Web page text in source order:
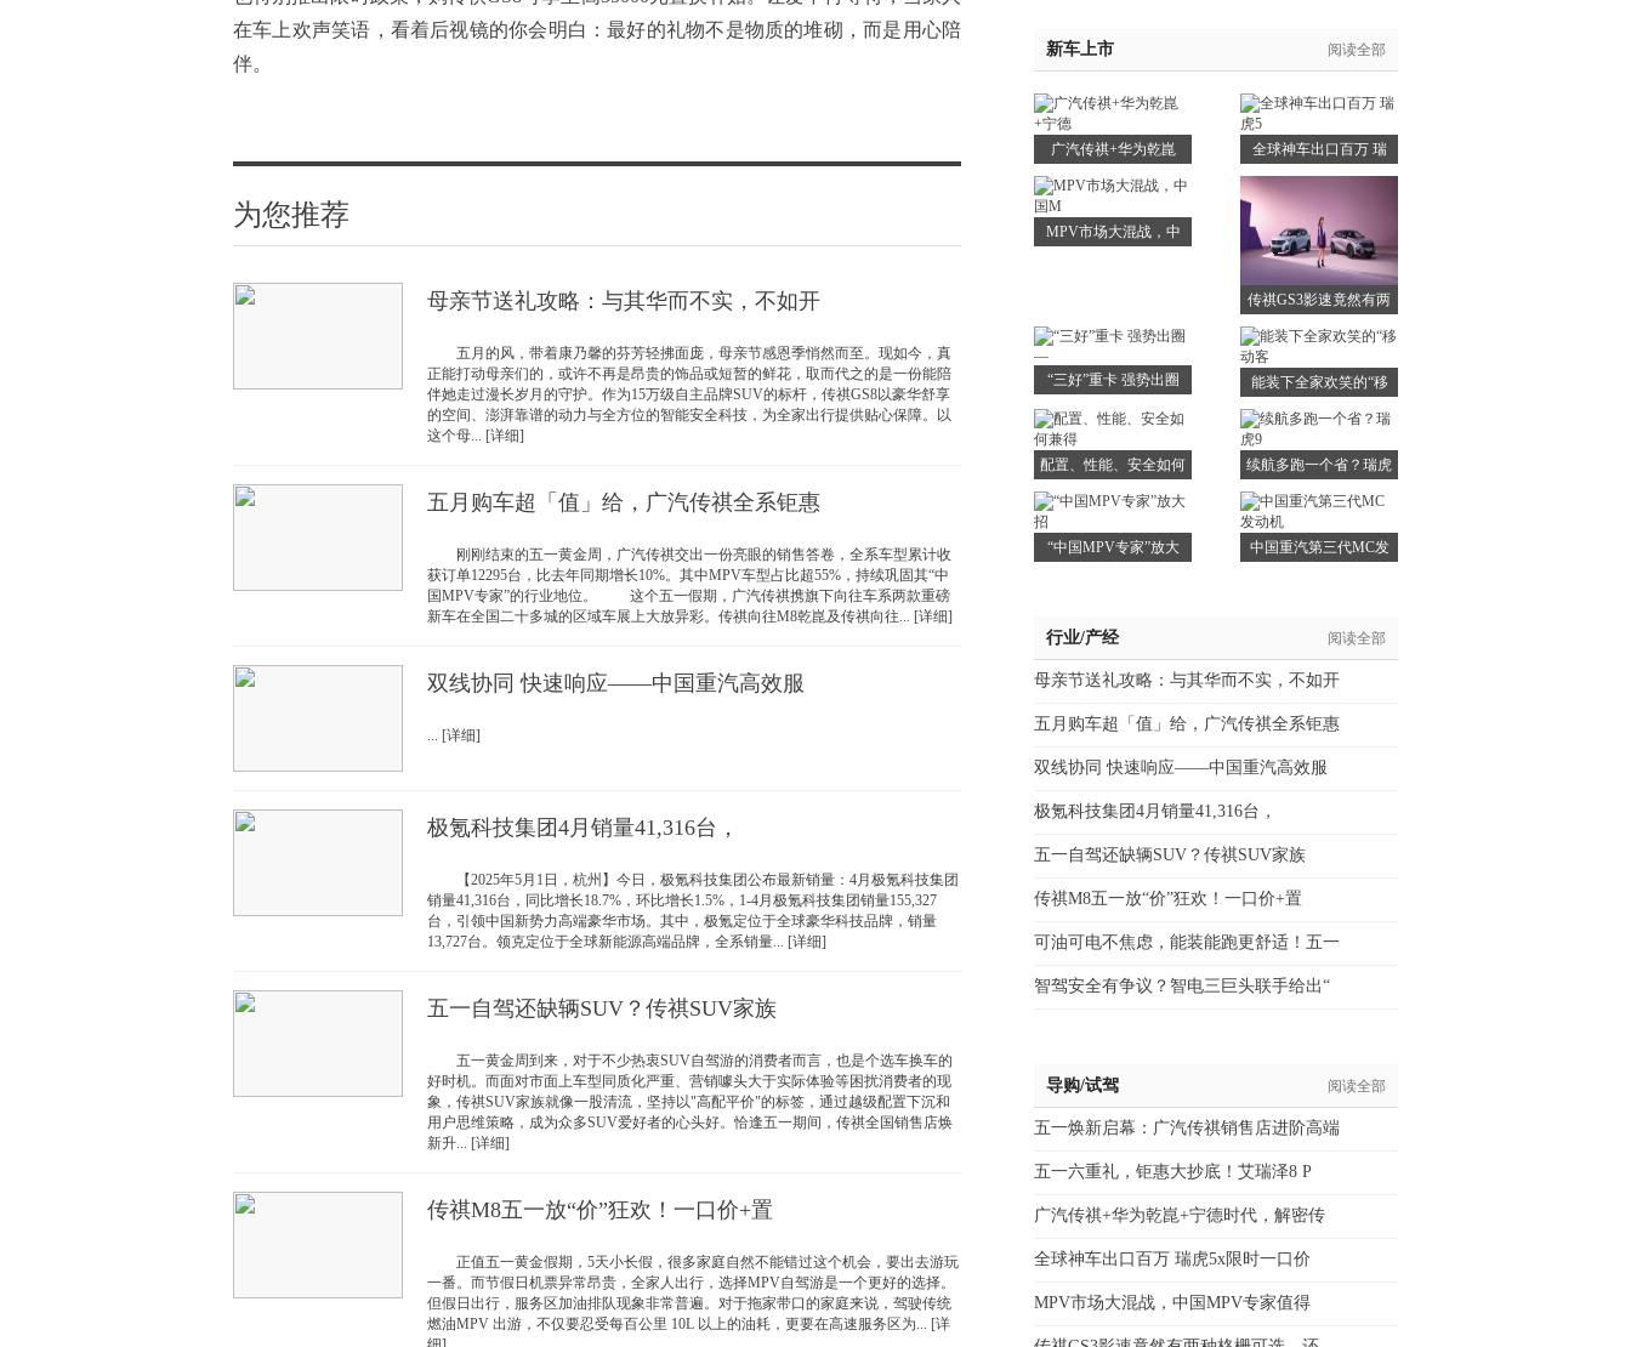
在车上欢声笑语，看着后视镜的你会明白：最好的礼物不是物质的堆砌，而是用心陪
伴。
为您推荐
母亲节送礼攻略：与其华而不实，不如开
五月的风，带着康乃馨的芬芳轻拂面庞，母亲节感恩季悄然而至。现如今，真
正能打动母亲们的，或许不再是昂贵的饰品或短暂的鲜花，取而代之的是一份能陪
伴她走过漫长岁月的守护。作为15万级自主品牌SUV的标杆，传祺GS8以豪华舒享
的空间、澎湃靠谱的动力与全方位的智能安全科技，为全家出行提供贴心保障。以
这个母... [详细]
五月购车超「值」给，广汽传祺全系钜惠
刚刚结束的五一黄金周，广汽传祺交出一份亮眼的销售答卷，全系车型累计收
获订单12295台，比去年同期增长10%。其中MPV车型占比超55%，持续巩固其“中
国MPV专家”的行业地位。 这个五一假期，广汽传祺携旗下向往车系两款重磅
新车在全国二十多城的区域车展上大放异彩。传祺向往M8乾崑及传祺向往... [详细]
双线协同 快速响应——中国重汽高效服
... [详细]
极氪科技集团4月销量41,316台，
【2025年5月1日，杭州】今日，极氪科技集团公布最新销量：4月极氪科技集团
销量41,316台，同比增长18.7%，环比增长1.5%，1-4月极氪科技集团销量155,327
台，引领中国新势力高端豪华市场。其中，极氪定位于全球豪华科技品牌，销量
13,727台。领克定位于全球新能源高端品牌，全系销量... [详细]
五一自驾还缺辆SUV？传祺SUV家族
五一黄金周到来，对于不少热衷SUV自驾游的消费者而言，也是个选车换车的
好时机。而面对市面上车型同质化严重、营销噱头大于实际体验等困扰消费者的现
象，传祺SUV家族就像一股清流，坚持以"高配平价"的标签，通过越级配置下沉和
用户思维策略，成为众多SUV爱好者的心头好。恰逢五一期间，传祺全国销售店焕
新升... [详细]
传祺M8五一放“价”狂欢！一口价+置
正值五一黄金假期，5天小长假，很多家庭自然不能错过这个机会，要出去游玩
一番。而节假日机票异常昂贵，全家人出行，选择MPV自驾游是一个更好的选择。
但假日出行，服务区加油排队现象非常普遍。对于拖家带口的家庭来说，驾驶传统
燃油MPV 出游，不仅要忍受每百公里 10L 以上的油耗，更要在高速服务区为... [详
新车上市 阅读全部
广汽传祺+华为乾崑
+宁德
全球神车出口百万 瑞
虎5
MPV市场大混战，中
传祺GS3影速竟然有两
种
“三好”重卡 强势出圈
—
能装下全家欢笑的“移
动客
配置、性能、安全如何
兼得
续航多跑一个省？瑞虎
9
“中国MPV专家”放大
中国重汽第三代MC发
行业/产经 阅读全部
母亲节送礼攻略：与其华而不实，不如开
五月购车超「值」给，广汽传祺全系钜惠
双线协同 快速响应——中国重汽高效服
极氪科技集团4月销量41,316台，
五一自驾还缺辆SUV？传祺SUV家族
传祺M8五一放“价”狂欢！一口价+置
可油可电不焦虑，能装能跑更舒适！五一
智驾安全有争议？智电三巨头联手给出“
导购/试驾 阅读全部
五一焕新启幕：广汽传祺销售店进阶高端
五一六重礼，钜惠大抄底！艾瑞泽8 P
广汽传祺+华为乾崑+宁德时代，解密传
全球神车出口百万 瑞虎5x限时一口价
MPV市场大混战，中国MPV专家值得